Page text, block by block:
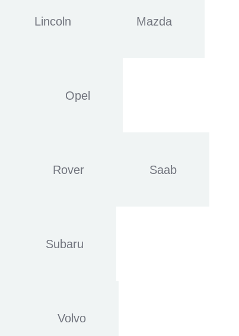
Lincoln Mazda
Opel
Rover Saab
Subaru
Volvo